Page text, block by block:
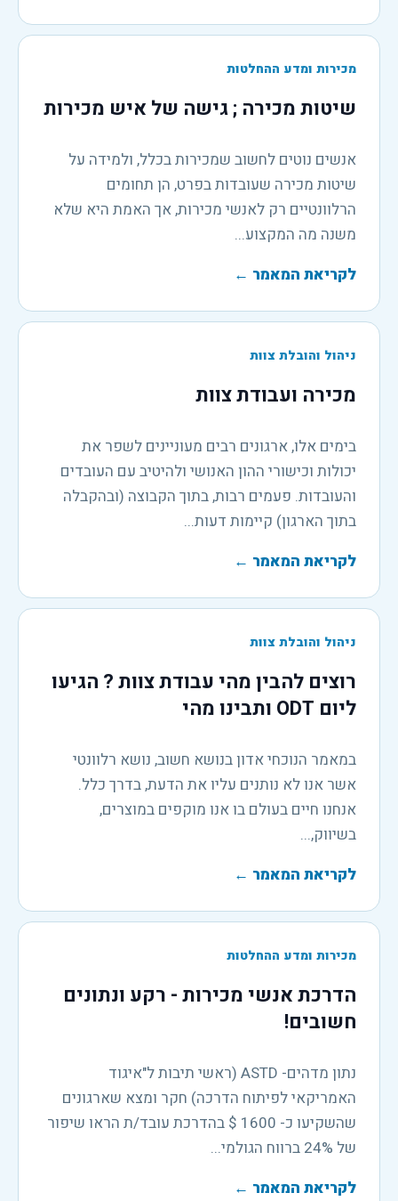
מכירות ומדע ההחלטות
שיטות מכירה ; גישה של איש מכירות
אנשים נוטים לחשוב שמכירות בכלל, ולמידה על
שיטות מכירה שעובדות בפרט, הן תחומים
הרלוונטיים רק לאנשי מכירות, אך האמת היא שלא
משנה מה המקצוע...
לקריאת המאמר ←
ניהול והובלת צוות
מכירה ועבודת צוות
בימים אלו, ארגונים רבים מעוניינים לשפר את
יכולות וכישורי ההון האנושי ולהיטיב עם העובדים
והעובדות. פעמים רבות, בתוך הקבוצה (ובהקבלה
בתוך הארגון) קיימות דעות...
לקריאת המאמר ←
ניהול והובלת צוות
רוצים להבין מהי עבודת צוות ? הגיעו
ליום ODT ותבינו מהי
במאמר הנוכחי אדון בנושא חשוב, נושא רלוונטי
אשר אנו לא נותנים עליו את הדעת, בדרך כלל.
אנחנו חיים בעולם בו אנו מוקפים במוצרים,
בשיווק,...
לקריאת המאמר ←
מכירות ומדע ההחלטות
הדרכת אנשי מכירות - רקע ונתונים
חשובים!
נתון מדהים- ASTD (ראשי תיבות ל"איגוד
האמריקאי לפיתוח הדרכה) חקר ומצא שארגונים
שהשקיעו כ- 1600 $ בהדרכת עובד/ת הראו שיפור
של 24% ברווח הגולמי...
לקריאת המאמר ←